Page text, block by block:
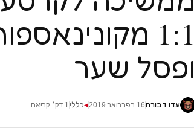
ופסל שער
עדו דבורה16 בפברואר 2019 ◀כללי 1 דק׳ קריאה